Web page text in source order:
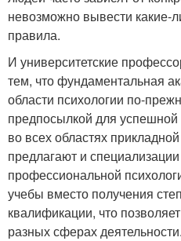
невозможно вывести
правила.
И университетские
тем, что фундаментальная
области психологии по-
предпосылкой для успешной
во всех областях
предлагают и
профессиональной
учебы вместо получения
квалификации, что
разных сферах деятельности.